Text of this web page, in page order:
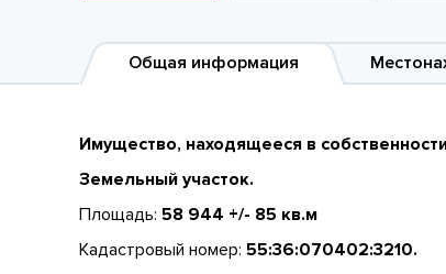
Общая информация
Имущество, находящееся в
Земельный участок.
Площадь: 58 944 +/- 85 кв.м
Кадастровый номер: 55:36:070402:3210.